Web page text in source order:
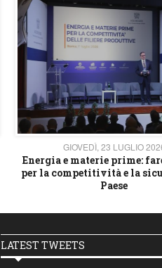
GIOVEDÌ, 23 LUGLIO
Energia e materie prime:
per la competitività e la
Paese
LATEST TWEETS